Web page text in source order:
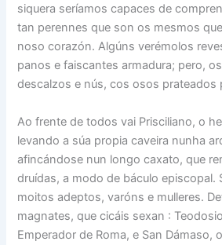
siquera seríamos capaces de
tan perennes que son os mesmos
noso corazón. Algúns verémolos
panos e faiscantes armadura; pero,
descalzos e nús, cos osos prateados
Ao frente de todos vai Prisciliano, o
levando a súa propia caveira nunha
afincándose nun longo caxato, que
druídas, a modo de báculo episcopal.
moitos adeptos, varóns e mulleres.
magnates, que cicáis sexan :
Emperador de Roma, e San Dámaso,